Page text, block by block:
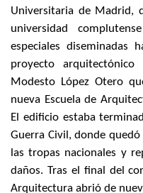
Universitaria de Madrid,
universidad
especiales diseminadas
proyecto
Modesto López Otero
nueva Escuela de
El edificio estaba
Guerra Civil, donde
las tropas nacionales y
daños. Tras el final del
Arquitectura abrió de